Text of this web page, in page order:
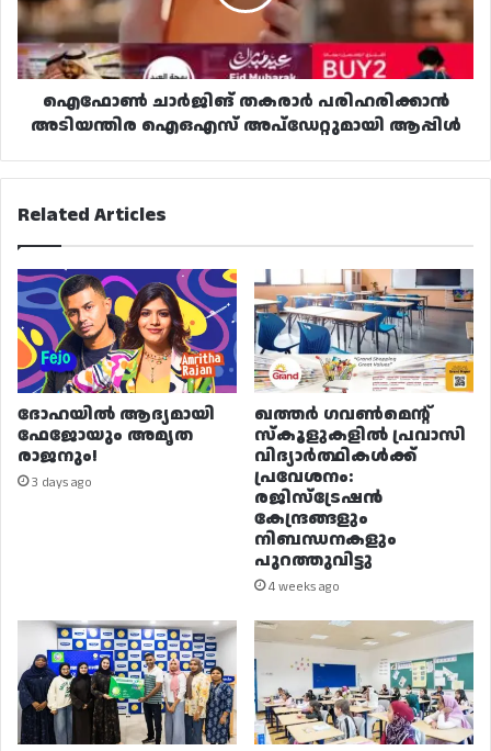
ഐഒഎസ്
അപ്ഡേറ്റുമായി
ആപ്പിൾ
ഐഫോൺ ചാർജിങ് തകരാർ പരിഹരിക്കാൻ
അടിയന്തിര ഐഒഎസ് അപ്ഡേറ്റുമായി ആപ്പിൾ
Related Articles
ദോഹയിൽ ആദ്യമായി
ഫേജോയും അമൃത
രാജനും!
3 days ago
ഖത്തർ ഗവൺമെന്റ്
സ്കൂളുകളിൽ പ്രവാസി
വിദ്യാർത്ഥികൾക്ക്
പ്രവേശനം:
രജിസ്ട്രേഷൻ
കേന്ദ്രങ്ങളും
നിബന്ധനകളും
പുറത്തുവിട്ടു
4 weeks ago